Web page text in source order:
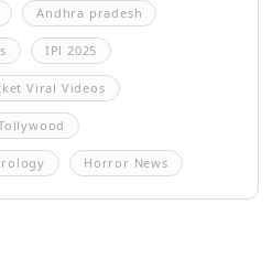
Andhra pradesh
IPl 2025
Viral Videos
Horror News